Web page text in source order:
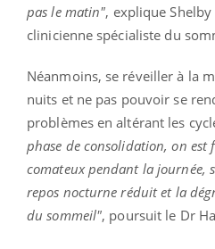
pas le matin", explique
clinicienne spécialiste du
Néanmoins, se réveiller à la
nuits et ne pas pouvoir se
problèmes en altérant les
phase de consolidation, on
comateux pendant la journée,
repos nocturne réduit et la
du sommeil", poursuit le Dr